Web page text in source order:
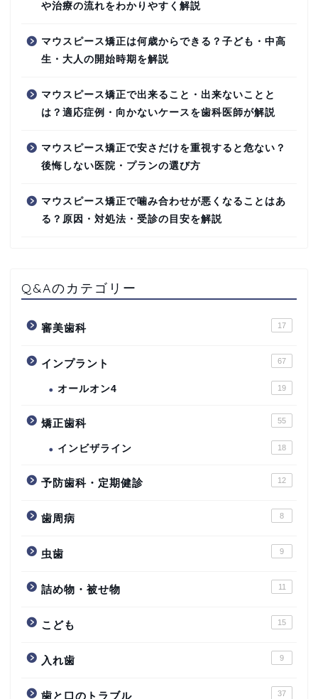
や治療の流れをわかりやすく解説
マウスピース矯正は何歳からできる？子ども・中高
生・大人の開始時期を解説
マウスピース矯正で出来ること・出来ないことと
は？適応症例・向かないケースを歯科医師が解説
マウスピース矯正で安さだけを重視すると危ない？
後悔しない医院・プランの選び方
マウスピース矯正で噛み合わせが悪くなることはあ
る？原因・対処法・受診の目安を解説
Q&Aのカテゴリー
審美歯科 17
インプラント 67
オールオン4 19
矯正歯科 55
インビザライン 18
予防歯科・定期健診 12
歯周病 8
虫歯 9
詰め物・被せ物 11
こども 15
入れ歯 9
歯と口のトラブル 37